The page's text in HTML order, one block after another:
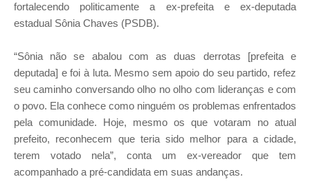
fortalecendo politicamente a ex-prefeita e ex-deputada
estadual Sônia Chaves (PSDB).
“Sônia não se abalou com as duas derrotas [prefeita e
deputada] e foi à luta. Mesmo sem apoio do seu partido, refez
seu caminho conversando olho no olho com lideranças e com
o povo. Ela conhece como ninguém os problemas enfrentados
pela comunidade. Hoje, mesmo os que votaram no atual
prefeito, reconhecem que teria sido melhor para a cidade,
terem votado nela”, conta um ex-vereador que tem
acompanhado a pré-candidata em suas andanças.